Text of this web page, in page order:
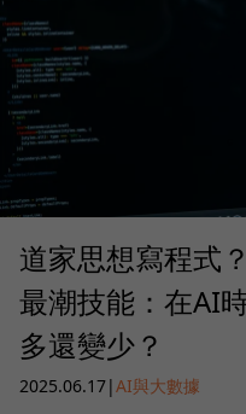
道家思想寫程式
最潮技能：在AI
多還變少？
2025.06.17|AI與大數據